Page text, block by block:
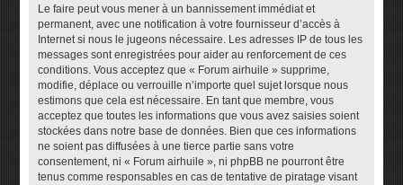
Le faire peut vous mener à un bannissement immédiat et
permanent, avec une notification à votre fournisseur d’accès à
Internet si nous le jugeons nécessaire. Les adresses IP de tous les
messages sont enregistrées pour aider au renforcement de ces
conditions. Vous acceptez que « Forum airhuile » supprime,
modifie, déplace ou verrouille n’importe quel sujet lorsque nous
estimons que cela est nécessaire. En tant que membre, vous
acceptez que toutes les informations que vous avez saisies soient
stockées dans notre base de données. Bien que ces informations
ne soient pas diffusées à une tierce partie sans votre
consentement, ni « Forum airhuile », ni phpBB ne pourront être
tenus comme responsables en cas de tentative de piratage visant